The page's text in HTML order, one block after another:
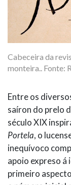
Cabeceira da
monteira.. Fonte:
Entre os
saíron do prelo
século XIX
Portela, o
inequívoco
apoio expreso
primeiro